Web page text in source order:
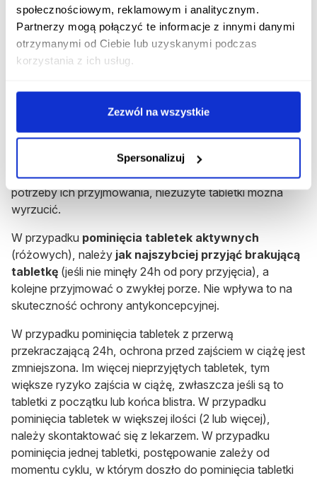
społecznościowym, reklamowym i analitycznym.
Partnerzy mogą połączyć te informacje z innymi danymi
otrzymanymi od Ciebie lub uzyskanymi podczas
korzystania z ich usług.
Zezwól na wszystkie
Spersonalizuj
Rozpocznij konsultację z Hastina 24+4
Otrzymaj konsultację lekarską na ten lek bez
wychodzenia z domu.
Rozpocznij konsultację
Pominięcie dawki preparatu Hastina
Tabletki placebo(białe) to tabletki, których pominięcie
nie wpływa na skuteczność antykoncepcyjną preparatu.
W przypadku pominięcia jednej z tabletek placebo nie ma
potrzeby ich przyjmowania, niezużyte tabletki można
wyrzucić.
W przypadku pominięcia tabletek aktywnych
(różowych), należy jak najszybciej przyjąć brakującą
tabletkę (jeśli nie minęły 24h od pory przyjęcia), a
kolejne przyjmować o zwykłej porze. Nie wpływa to na
skuteczność ochrony antykoncepcyjnej.
W przypadku pominięcia tabletek z przerwą
przekraczającą 24h, ochrona przed zajściem w ciążę jest
zmniejszona. Im więcej nieprzyjętych tabletek, tym
większe ryzyko zajścia w ciążę, zwłaszcza jeśli są to
tabletki z początku lub końca blistra. W przypadku
pominięcia tabletek w większej ilości (2 lub więcej),
należy skontaktować się z lekarzem. W przypadku
pominięcia jednej tabletki, postępowanie zależy od
momentu cyklu, w którym doszło do pominięcia tabletki